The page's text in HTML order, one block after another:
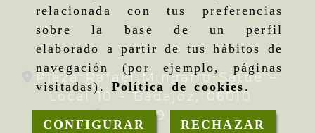
relacionada con tus preferencias
sobre la base de un perfil
elaborado a partir de tus hábitos de
navegación (por ejemplo, páginas
visitadas). Política de cookies .
CONFIGURAR RECHAZAR
Plaza Rafael Mingarro Satué –
Local 10 -Badajoz,06010
924 09 19 95